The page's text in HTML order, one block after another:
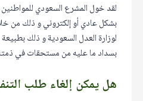
لقد خول المشرع السعودي للمواطنين
بشكل عادي أو إلكتروني و ذلك من
لوزارة العدل السعودية و ذلك
بسداد ما عليه من مستحقات في
هل يمكن إلغاء طلب